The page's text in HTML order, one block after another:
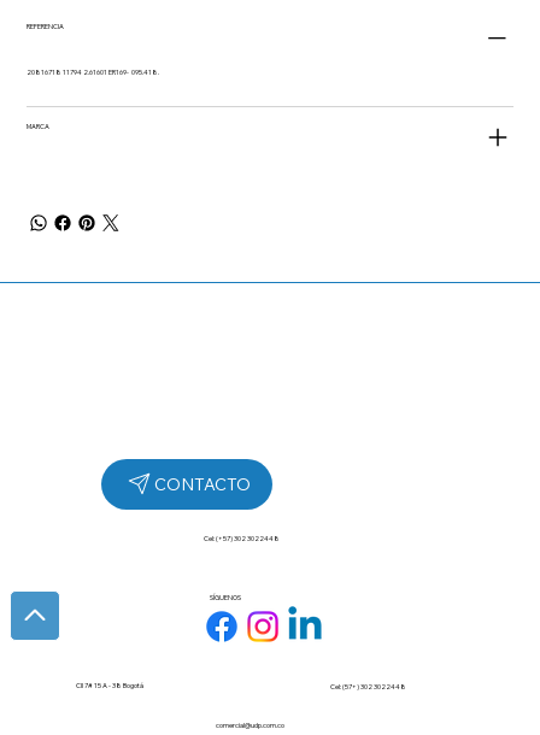
REFERENCIA
20816718 11794 2.61601 ER169- 095.418.
MARCA
SÍGUENOS
Cel: (+57) 302 3022448
Cll 7# 15 A - 38 Bogotá Cel: (57+) 302 3022448
comercial@udp.com.co